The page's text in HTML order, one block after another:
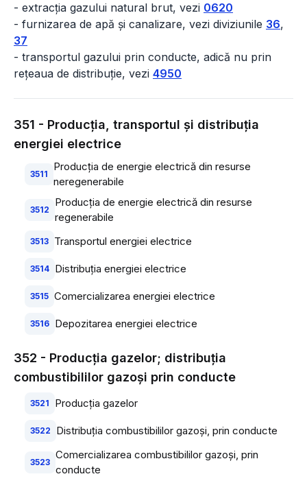
- extracția gazului natural brut, vezi 0620
- furnizarea de apă și canalizare, vezi diviziunile 36,
37
- transportul gazului prin conducte, adică nu prin
rețeaua de distribuție, vezi 4950
351 - Producţia, transportul şi distribuţia
energiei electrice
3511
Producţia de energie electrică din resurse
neregenerabile
3512
Producţia de energie electrică din resurse
regenerabile
3513 Transportul energiei electrice
3514 Distribuţia energiei electrice
3515 Comercializarea energiei electrice
3516 Depozitarea energiei electrice
352 - Producţia gazelor; distribuţia
combustibililor gazoşi prin conducte
3521 Producţia gazelor
3522 Distribuţia combustibililor gazoşi, prin conducte
3523
Comercializarea combustibililor gazoşi, prin
conducte